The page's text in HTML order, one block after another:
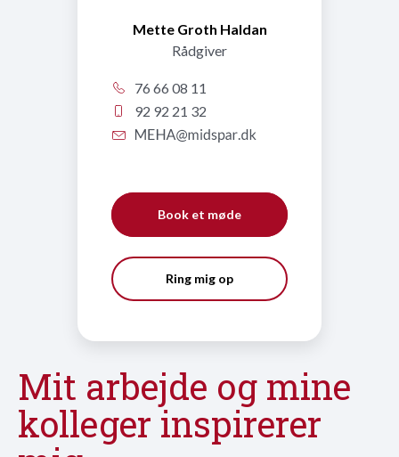
Mette Groth Haldan
Rådgiver
76 66 08 11
92 92 21 32
Book et møde
Ring mig op
Mit arbejde og mine
kolleger inspirerer